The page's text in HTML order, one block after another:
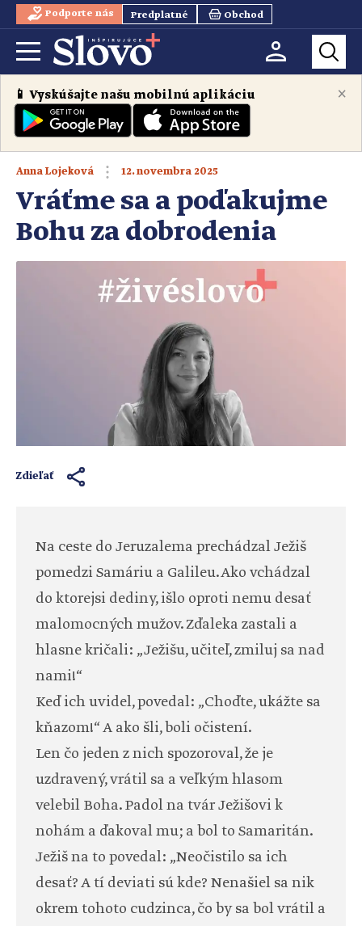
Podporte nás Predplatné Obchod
×
📱 Vyskúšajte našu mobilnú aplikáciu
Anna Lojeková 12. novembra 2025
Vráťme sa a poďakujme
Bohu za dobrodenia
Zdieľať
Na ceste do Jeruzalema prechádzal Ježiš
pomedzi Samáriu a Galileu. Ako vchádzal
do ktorejsi dediny, išlo oproti nemu desať
malomocných mužov. Zďaleka zastali a
hlasne kričali: „Ježišu, učiteľ, zmiluj sa nad
nami!“
Keď ich uvidel, povedal: „Choďte, ukážte sa
kňazom!“ A ako šli, boli očistení.
Len čo jeden z nich spozoroval, že je
uzdravený, vrátil sa a veľkým hlasom
velebil Boha. Padol na tvár Ježišovi k
nohám a ďakoval mu; a bol to Samaritán.
Ježiš na to povedal: „Neočistilo sa ich
desať? A tí deviati sú kde? Nenašiel sa nik
okrem tohoto cudzinca, čo by sa bol vrátil a